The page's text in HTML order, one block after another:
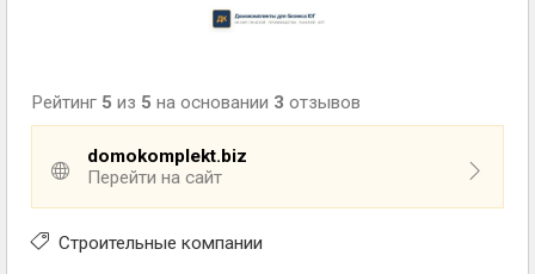
Рейтинг 5 из 5 на основании 3 отзывов
domokomplekt.biz
Перейти на сайт
Строительные компании